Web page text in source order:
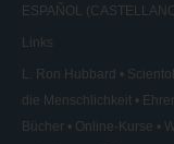
ESPAÑOL
Links
L. Ron Hubbard
die Menschlichkeit
Bücher
Online-Kurse